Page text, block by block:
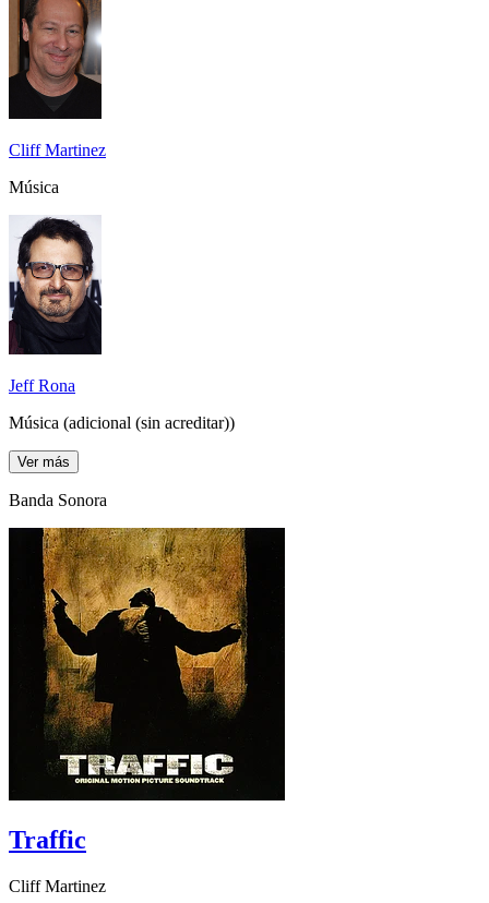
Cliff Martinez
Música
Jeff Rona
Música (adicional (sin acreditar))
Ver más
Banda Sonora
Traffic
Cliff Martinez